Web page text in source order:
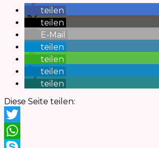
teilen
teilen
E-Mail
teilen
teilen
teilen
teilen
Diese Seite teilen:
Twitter